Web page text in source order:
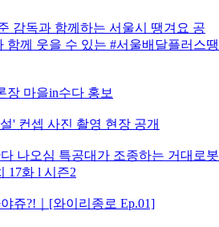
감독과 함께하는 서울시 땡겨요 공
함께 웃을 수 있는 #서울배달플러스땡
장 마을in수다 홍보
' 컨셉 사진 촬영 현장 공개
나오심 특공대가 조종하는 거대로봇
17화 l 시즌2
쥬?!｜[와이리종로 Ep.01]